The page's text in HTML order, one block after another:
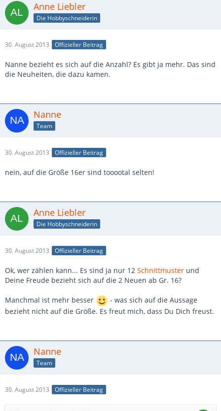
Anne Liebler
Die Hobbyschneiderin
30. August 2013 Offizieller Beitrag
Nanne bezieht es sich auf die Anzahl? Es gibt ja mehr. Das sind
die Neuheiten, die dazu kamen.
Nanne
Team
30. August 2013 Offizieller Beitrag
nein, auf die Größe 16er sind tooootal selten!
Anne Liebler
Die Hobbyschneiderin
30. August 2013 Offizieller Beitrag
Ok, wer zählen kann... Es sind ja nur 12 Schnittmuster und
Deine Freude bezieht sich auf die 2 Neuen ab Gr. 16?
Manchmal ist mehr besser
- was sich auf die Aussage
bezieht nicht auf die Größe. Es freut mich, dass Du Dich freust.
Nanne
Team
30. August 2013 Offizieller Beitrag